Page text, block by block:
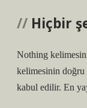
Hiçbir
Nothing
kelimesinin doğru
kabul edilir. En